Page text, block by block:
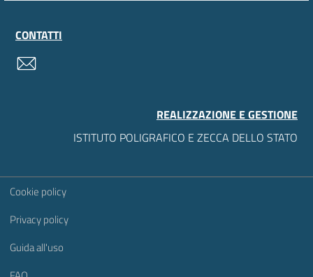
CONTATTI
REALIZZAZIONE E GESTIONE
ISTITUTO POLIGRAFICO E ZECCA DELLO STATO
Sezione Link Utili
Cookie policy
Privacy policy
Guida all'uso